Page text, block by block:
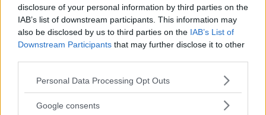
disclosure of your personal information by third parties on the
IAB’s list of downstream participants. This information may
also be disclosed by us to third parties on the IAB’s List of
Downstream Participants that may further disclose it to other
Please note that this website/app uses one or more Google
not limited to your visit or usage behaviour. You may click to
Personal Data Processing Opt Outs
Google consents
Stenmårdar och
sommartest med
långteststallet
Avsnitt 232: Nu har bilarnas värsta
fiende etablerat sig i Sverige. Vi spånar fram strategier för
att bli av med kabelbitarna – allt från lakritsremmar till
AdBlue. Dessutom berättar vi om årets somriga prövningar